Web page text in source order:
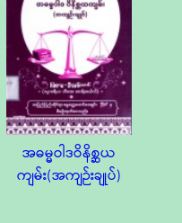
အဓမ္မဝါဒဝိနိစ္ဆယ
ကျမ်း(အကျဉ်းချုပ်)